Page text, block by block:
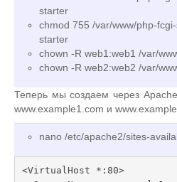
starter
chmod 755 /var/www/php-
starter
chown -R web1:web1 /var/
chown -R web2:web2 /var/
Теперь мы создаем через
www.example1.com и
nano /etc/apache2/sites-
<VirtualHost *:80>